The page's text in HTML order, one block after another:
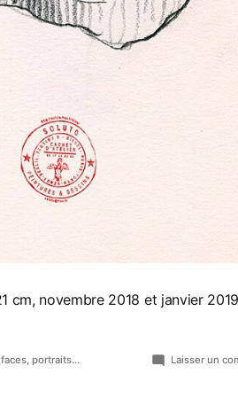
cm, novembre 2018 et janvier 2019
portraits... Laisser un